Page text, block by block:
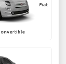
Fiat